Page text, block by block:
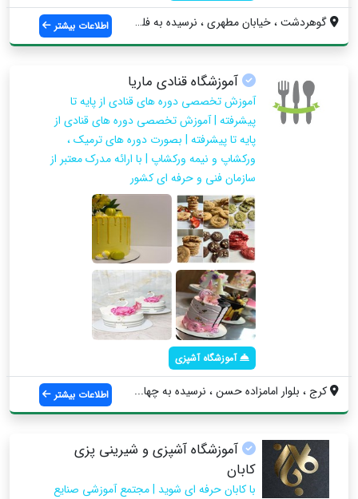
گوهردشت ، خیابان مطهری ، نرسیده به فلکه ... اطلاعات بیشتر
آموزشگاه قنادی ماریا
آموزش تخصصی دوره های قنادی از پایه تا
پیشرفته | آموزش تخصصی دوره های قنادی از
پایه تا پیشرفته | بصورت دوره های ترمیک ،
ورکشاپ و نیمه ورکشاپ | با ارائه مدرک معتبر از
سازمان فنی و حرفه ای کشور
آموزشگاه آشپزی
کرج ، بلوار امامزاده حسن ، نرسیده به چها... اطلاعات بیشتر
آموزشگاه آشپزی و شیرینی پزی
کابان
با کابان حرفه ای شوید | مجتمع آموزشی صنایع